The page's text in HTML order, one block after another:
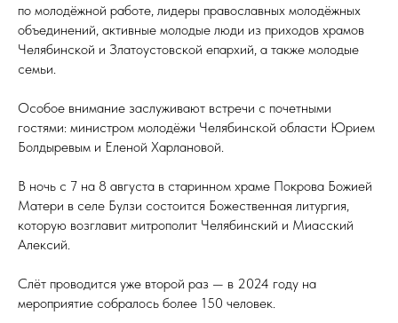
по молодёжной работе, лидеры православных молодёжных
объединений, активные молодые люди из приходов храмов
Челябинской и Златоустовской епархий, а также молодые
семьи.
Особое внимание заслуживают встречи с почетными
гостями: министром молодёжи Челябинской области Юрием
Болдыревым и Еленой Харлановой.
В ночь с 7 на 8 августа в старинном храме Покрова Божией
Матери в селе Булзи состоится Божественная литургия,
которую возглавит митрополит Челябинский и Миасский
Алексий.
Слёт проводится уже второй раз — в 2024 году на
мероприятие собралось более 150 человек.